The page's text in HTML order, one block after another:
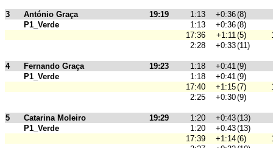
3 António Graça 19:19 1:13 +0:36(8)
P1_Verde
1:13 +0:36(8)
17:36
+1:11(5)
2:28
+0:33(11)
4 Fernando Graça 19:23 1:18 +0:41(9)
P1_Verde
1:18 +0:41(9)
17:40
+1:15(7)
2:25
+0:30(9)
5 Catarina Moleiro 19:29 1:20 +0:43(13)
P1_Verde
1:20 +0:43(13)
17:39
+1:14(6)